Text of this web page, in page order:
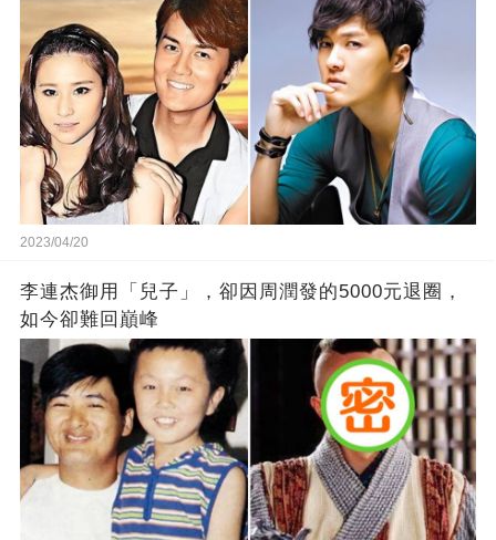
2023/04/20
李連杰御用「兒子」，卻因周潤發的5000元退圈，
如今卻難回巔峰